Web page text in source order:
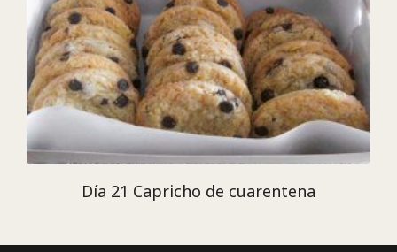
Día 21 Capricho de cuarentena